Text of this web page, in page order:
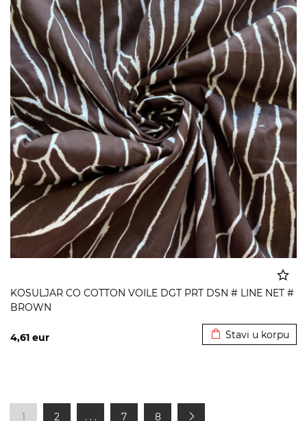
KOSULJAR CO COTTON VOILE DGT PRT DSN # LINE NET #
BROWN
4,61 eur Stavi u korpu
1 2 . . . 7 8